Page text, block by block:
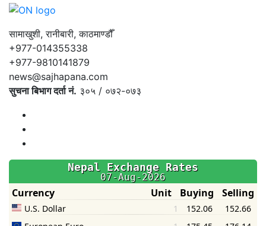
सामाखुशी, रानीबारी, काठमाण्डौँ
+977-014355338
+977-9810141879
news@sajhapana.com
सुचना बिभाग दर्ता नं. ३०५ / ०७२-०७३